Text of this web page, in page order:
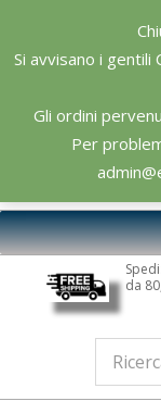
Si avvisano i gentili
Gli ordini
Per
content
Editoriale
Scientifica
Primary
Navigation
da